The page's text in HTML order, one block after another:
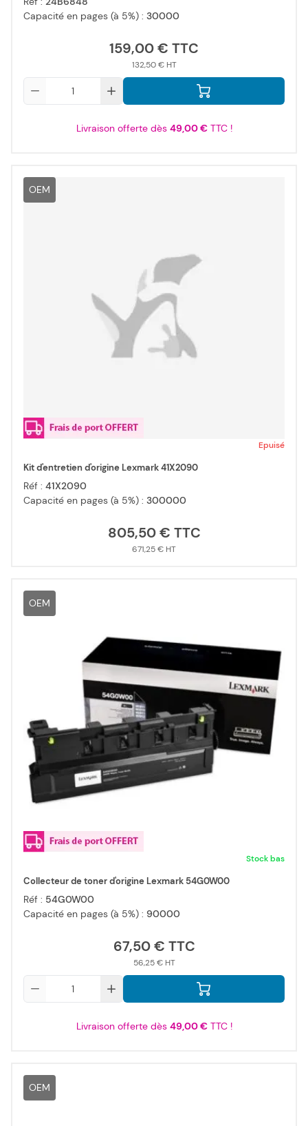
Capacité en pages (à 5%) : 30000
159,00 €
132,50 €
Livraison offerte dès 49,00 €TTC !
OEM
Epuisé
Kit d'entretien d'origine Lexmark 41X2090
Réf : 41X2090
Capacité en pages (à 5%) : 300000
805,50 €
671,25 €
OEM
Stock bas
Collecteur de toner d'origine Lexmark 54G0W00
Réf : 54G0W00
Capacité en pages (à 5%) : 90000
67,50 €
56,25 €
Livraison offerte dès 49,00 €TTC !
OEM